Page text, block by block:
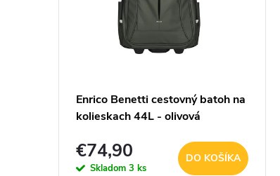
Enrico Benetti cestovný batoh na
kolieskach 44L - olivová
€74,90
Skladom 3 ks
DO KOŠÍKA